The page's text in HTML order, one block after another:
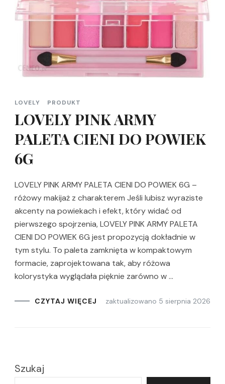
LOVELY PRODUKT
LOVELY PINK ARMY
PALETA CIENI DO POWIEK
6G
LOVELY PINK ARMY PALETA CIENI DO POWIEK 6G –
różowy makijaż z charakterem Jeśli lubisz wyraziste
akcenty na powiekach i efekt, który widać od
pierwszego spojrzenia, LOVELY PINK ARMY PALETA
CIENI DO POWIEK 6G jest propozycją dokładnie w
tym stylu. To paleta zamknięta w kompaktowym
formacie, zaprojektowana tak, aby różowa
kolorystyka wyglądała pięknie zarówno w …
CZYTAJ WIĘCEJ zaktualizowano 5 sierpnia 2026
Szukaj